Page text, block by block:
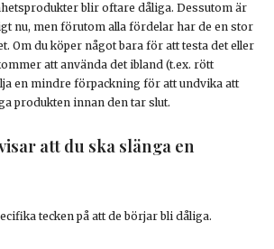
blir oftare dåliga. Dessutom är
nu, men förutom alla fördelar har de en stor
Om du köper något bara för att testa det eller
att använda det ibland (t.ex. rött
en mindre förpackning för att undvika att
produkten innan den tar slut.
att du ska slänga en
tecken på att de börjar bli dåliga.